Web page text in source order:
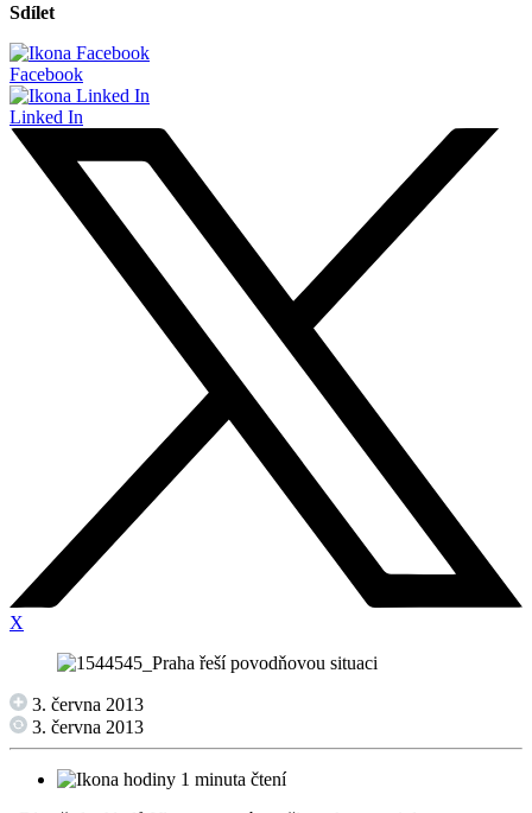
Sdílet
Facebook
Linked In
X
3. června 2013
3. června 2013
1 minuta čtení